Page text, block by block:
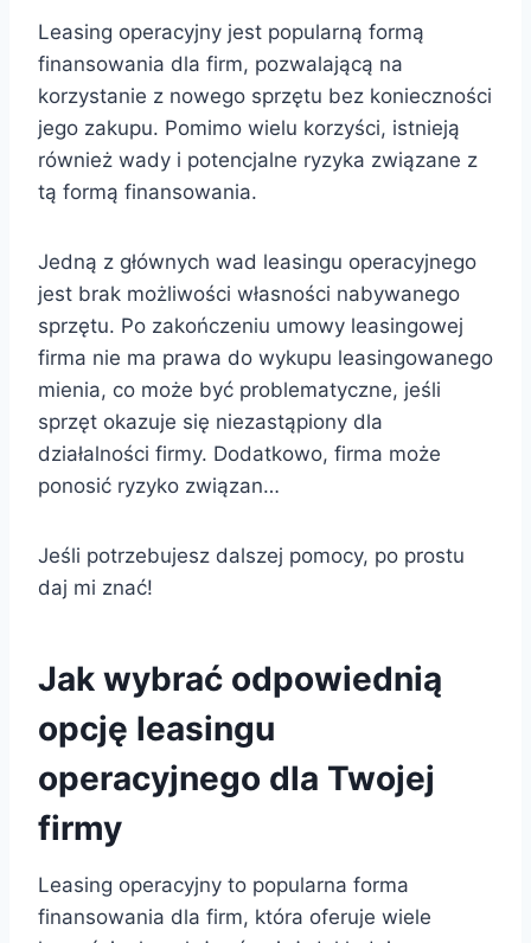
Leasing operacyjny jest popularną formą
finansowania dla firm, pozwalającą na
korzystanie z nowego sprzętu bez konieczności
jego zakupu. Pomimo wielu korzyści, istnieją
również wady i potencjalne ryzyka związane z
tą formą finansowania.
Jedną z głównych wad leasingu operacyjnego
jest brak możliwości własności nabywanego
sprzętu. Po zakończeniu umowy leasingowej
firma nie ma prawa do wykupu leasingowanego
mienia, co może być problematyczne, jeśli
sprzęt okazuje się niezastąpiony dla
działalności firmy. Dodatkowo, firma może
ponosić ryzyko związan…
Jeśli potrzebujesz dalszej pomocy, po prostu
daj mi znać!
Jak wybrać odpowiednią
opcję leasingu
operacyjnego dla Twojej
firmy
Leasing operacyjny to popularna forma
finansowania dla firm, która oferuje wiele